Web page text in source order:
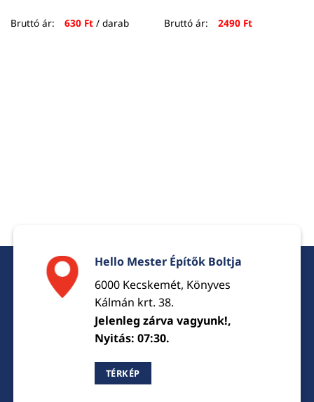
Bruttó ár: 630 Ft/ darab Bruttó ár: 2490 Ft
Hello Mester Építők Boltja
6000 Kecskemét, Könyves
Kálmán krt. 38.
Jelenleg zárva vagyunk!,
Nyitás: 07:30.
TÉRKÉP